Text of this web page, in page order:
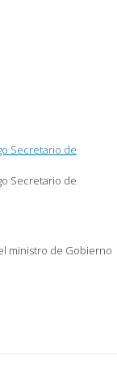
Secretario de
Secretario de
ministro de Gobierno